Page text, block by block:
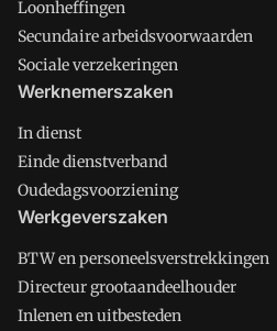
Loonheffingen
Secundaire arbeidsvoorwaarden
Sociale verzekeringen
Werknemerszaken
In dienst
Einde dienstverband
Oudedagsvoorziening
Werkgeverszaken
BTW en personeelsverstrekkingen
Directeur grootaandeelhouder
Inlenen en uitbesteden